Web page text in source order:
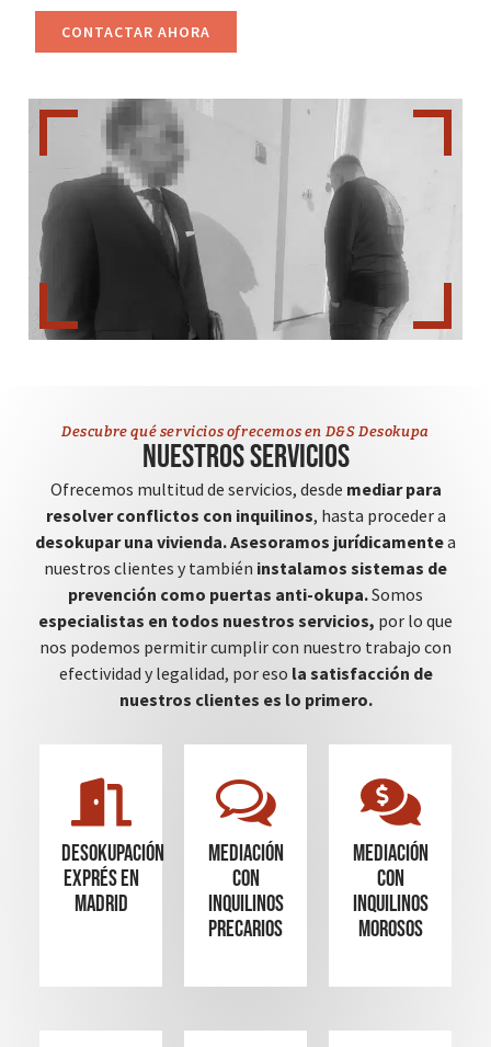
CONTACTAR AHORA
Descubre qué servicios ofrecemos en D&S Desokupa
Nuestros servicios
Ofrecemos multitud de servicios, desde mediar para
resolver conflictos con inquilinos, hasta proceder a
desokupar una vivienda.Asesoramos jurídicamentea
nuestros clientes y también instalamos sistemas de
prevención como puertas anti-okupa.Somos
especialistas en todos nuestros servicios, por lo que
nos podemos permitir cumplir con nuestro trabajo con
efectividad y legalidad, por eso la satisfacción de
nuestros clientes es lo primero.
Desokupación
Exprés en
madrid
mediación
con
inquilinos
precarios
mediación
con
inquilinos
morosos